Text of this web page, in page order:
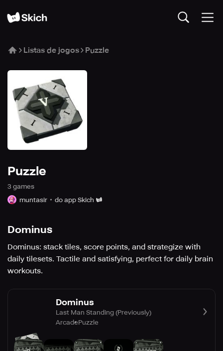
Listas de jogos Puzzle
Puzzle
3 games
muntasir
do app Skich
Dominus
Dominus: stack tiles, score points, and strategize with
daily tilesets. Tactile and satisfying, perfect for daily brain
workouts.
Dominus
Last Man Standing (Previously)
ArcadePuzzle